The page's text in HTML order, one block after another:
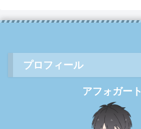
プロフィール
アフォガート